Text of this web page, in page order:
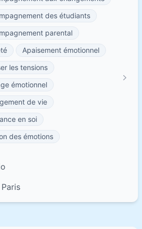
des étudiants
parental
Apaisement émotionnel
les tensions
émotionnel
de vie
en soi
des émotions